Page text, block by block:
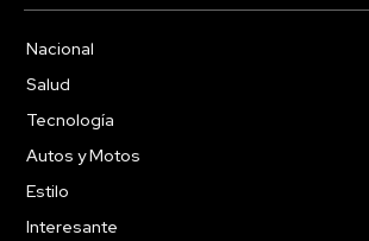
Nacional
Salud
Tecnología
Autos y Motos
Estilo
Interesante